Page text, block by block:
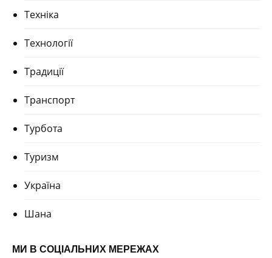
Техніка
Технології
Традиції
Транспорт
Турбота
Туризм
Україна
Шана
МИ В СОЦІАЛЬНИХ МЕРЕЖАХ